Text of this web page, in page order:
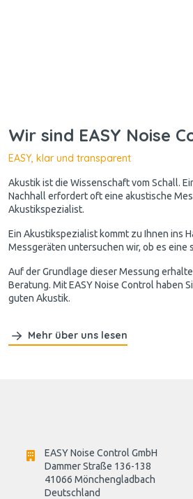
Wir sind EASY Noise
EASY, klar und transparent
Akustik ist die Wissenschaft vom Schall.
Nachhall erfordert oft eine akustische
Akustikspezialist.
Ein Akustikspezialist kommt zu Ihnen ins
Messgeräten untersuchen wir, ob es eine
Auf der Grundlage dieser Messung
Beratung. Mit EASY Noise Control haben
guten Akustik.
Mehr über uns lesen
EASY Noise Control GmbH
Dammer Straße 136-138
41066 Mönchengladbach
Deutschland